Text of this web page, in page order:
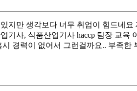
만 생각보다 너무 취업이 힘드네
사, 식품산업기사 haccp 팀장 교육
경력이 없어서 그런걸까요.. 부족한